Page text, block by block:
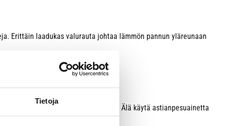
Tietoja
Erittäin laadukas valurauta johtaa lämmön pannun yläreunaan
kestävät myös uunin.
pyyhkimällä tai kuumalla vedellä. Älä käytä astianpesuainetta
saa.